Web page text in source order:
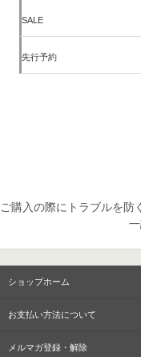
SALE
先行予約
ご購入の際にトラブルを防
ショップホーム
お支払い方法について
メルマガ登録・解除